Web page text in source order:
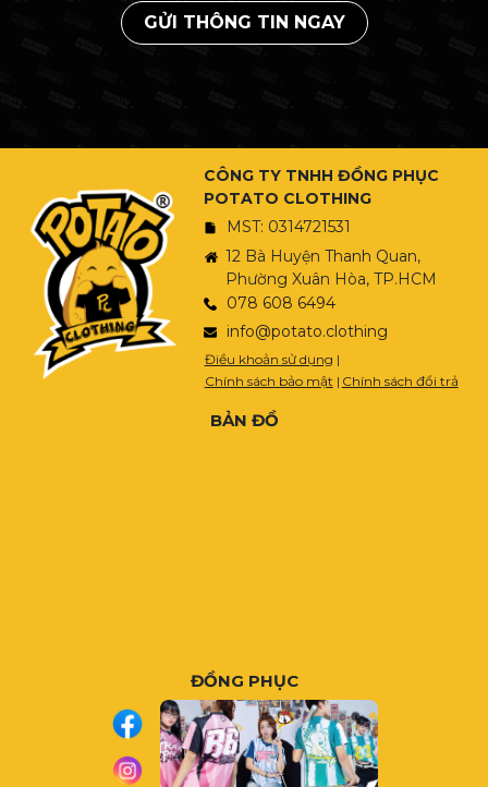
GỬI THÔNG TIN NGAY
CÔNG TY TNHH ĐỒNG PHỤC
POTATO CLOTHING
MST: 0314721531
12 Bà Huyện Thanh Quan,
Phường Xuân Hòa, TP.HCM
078 608 6494
info@potato.clothing
Điều khoản sử dụng |
Chính sách bảo mật | Chính sách đổi trả
BẢN ĐỒ
ĐỒNG PHỤC